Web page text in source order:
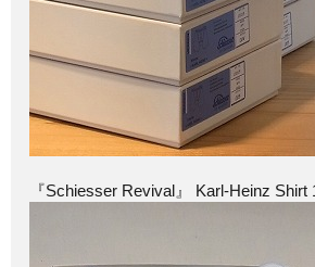
『Schiesser Revival』 Karl-Heinz Shirt